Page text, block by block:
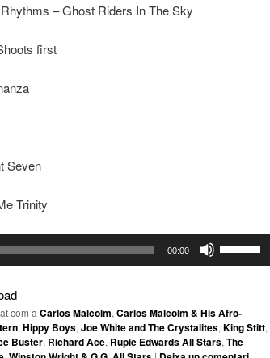
– Ghost Riders In The Sky
first
Seven
Trinity
00:00
de
fletxa
com a Carlos Malcolm, Carlos Malcolm & His Afro-
, Hippy Boys, Joe White and The Crystalites, King Stitt,
Buster, Richard Ace, Rupie Edwards All Stars, The